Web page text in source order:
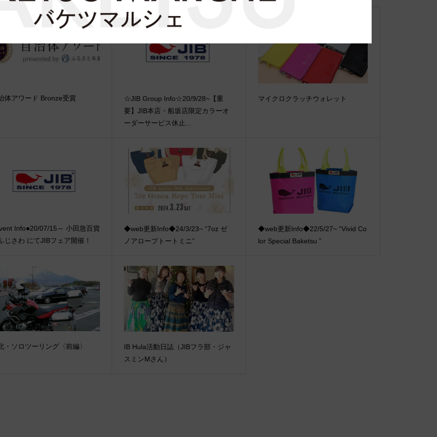
体アワード Bronze受賞
☆JIB Group Info☆20/9/28~【重
要】JIB本店・船坂店限定カラーオ
ーダーサービス休止...
マイクロクラッチウォレット
Info●20/07/15～ 小田急百貨
じさわ にてJIBフェア開催！
◆web更新Info◆24/3/23~ “7oz ゼ
ノアロープトートミニ”
◆web更新Info◆22/5/27~ “Vivid Co
lor Special Baketsu ”
・ソロツーリング〈前編〉
IB Hula活動日誌（JIBフラ部・ジャ
スミンMさん）